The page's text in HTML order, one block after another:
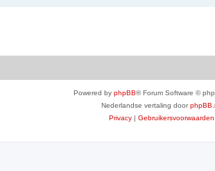
Powered by phpBB® Forum Software ©
Nederlandse vertaling door
Privacy | Gebruikersvoorwaarden